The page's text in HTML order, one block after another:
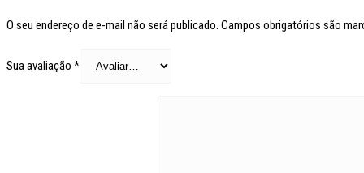
O seu endereço de e-mail não será publicado. Campos obrigatórios são
Sua avaliação *